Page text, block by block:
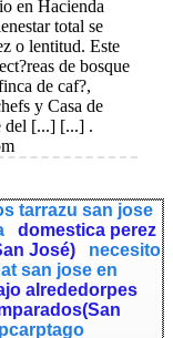
en Hacienda
total se
o lentitud. Este
de bosque
de caf?,
y Casa de
del [...] [...] .
tarrazu san jose
domestica perez
José)
necesito
san jose en
alrededorpes